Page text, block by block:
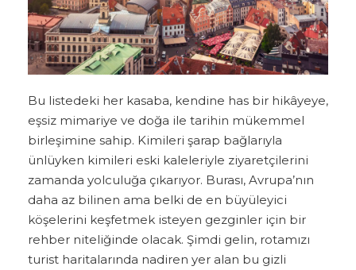
Bu listedeki her kasaba, kendine has bir hikâyeye,
eşsiz mimariye ve doğa ile tarihin mükemmel
birleşimine sahip. Kimileri şarap bağlarıyla
ünlüyken kimileri eski kaleleriyle ziyaretçilerini
zamanda yolculuğa çıkarıyor. Burası, Avrupa’nın
daha az bilinen ama belki de en büyüleyici
köşelerini keşfetmek isteyen gezginler için bir
rehber niteliğinde olacak. Şimdi gelin, rotamızı
turist haritalarında nadiren yer alan bu gizli